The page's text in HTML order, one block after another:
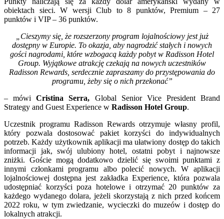
obiektach sieci. W wersji Club to 8 punktów, Premium – 27
punktów i VIP – 36 punktów.
„Cieszymy się, że rozszerzony program lojalnościowy jest już
dostępny w Europie. To okazja, aby nagrodzić stałych i nowych
gości nagrodami, które wzbogacą każdy pobyt w Radisson Hotel
Group. Wyjątkowe atrakcję czekają na nowych uczestników
Radisson Rewards, serdecznie zapraszamy do przystępowania do
programu, żeby się o nich przekonać”
–mówiCristina Serra, Global Senior Vice President Brand
Strategy and Guest Experience w Radisson Hotel Group.
Uczestnik programu Radisson Rewards otrzymuje własny profil,
który pozwala dostosować pakiet korzyści do indywidualnych
potrzeb. Każdy użytkownik aplikacji ma ułatwiony dostęp do takich
informacji jak, swój ulubiony hotel, ostatni pobyt i najnowsze
zniżki. Goście mogą dodatkowo dzielić się swoimi punktami z
innymi członkami programu albo polecić nowych. W aplikacji
lojalnościowej dostępna jest zakładka Experience, która pozwala
udostępniać korzyści poza hotelowe i otrzymać 20 punktów za
każdego wydanego dolara, jeżeli skorzystają z nich przed końcem
2022 roku, w tym zwiedzanie, wycieczki do muzeów i dostęp do
lokalnych atrakcji.